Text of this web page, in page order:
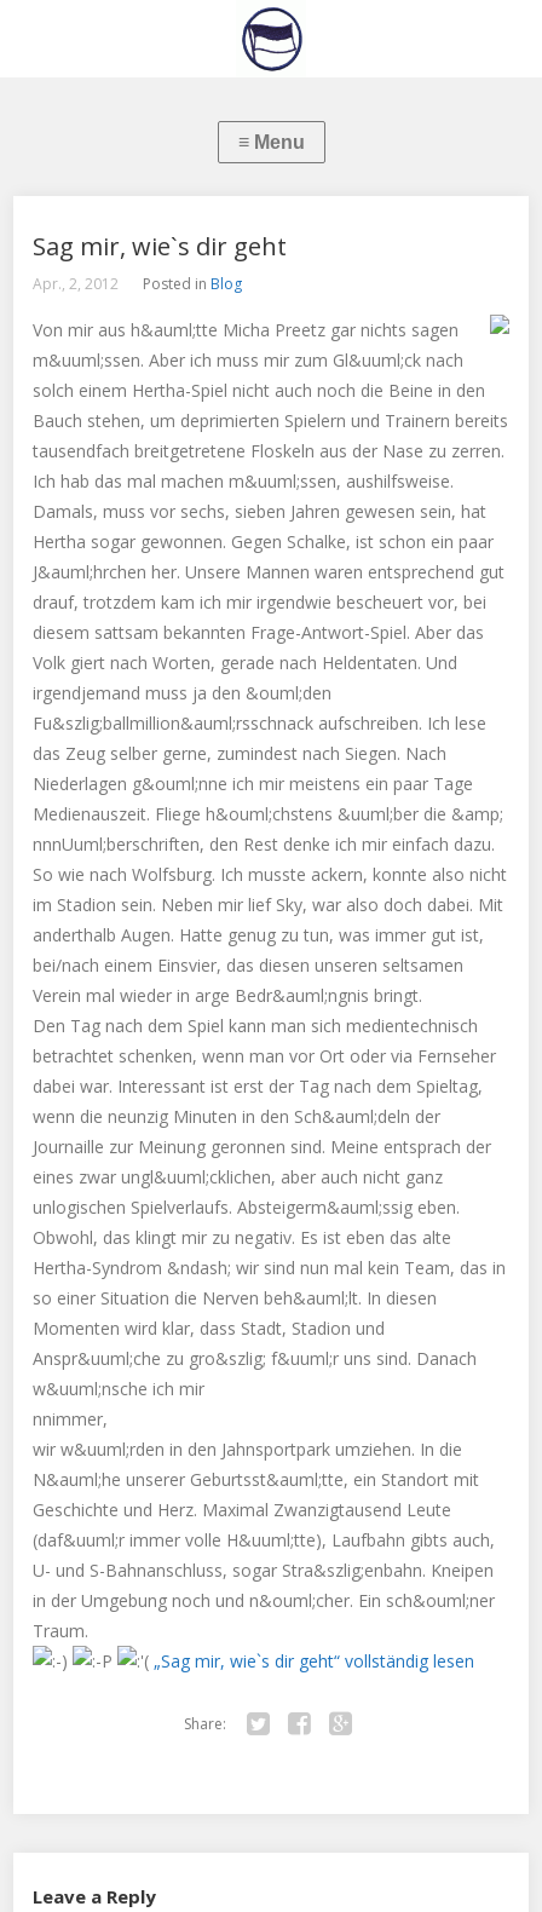
Sag mir, wie`s dir geht
Apr., 2, 2012 Posted in Blog
Von mir aus h&auml;tte Micha Preetz gar nichts sagen
m&uuml;ssen. Aber ich muss mir zum Gl&uuml;ck nach
solch einem Hertha-Spiel nicht auch noch die Beine in den
Bauch stehen, um deprimierten Spielern und Trainern bereits
tausendfach breitgetretene Floskeln aus der Nase zu zerren.
Ich hab das mal machen m&uuml;ssen, aushilfsweise.
Damals, muss vor sechs, sieben Jahren gewesen sein, hat
Hertha sogar gewonnen. Gegen Schalke, ist schon ein paar
J&auml;hrchen her. Unsere Mannen waren entsprechend gut
drauf, trotzdem kam ich mir irgendwie bescheuert vor, bei
diesem sattsam bekannten Frage-Antwort-Spiel. Aber das
Volk giert nach Worten, gerade nach Heldentaten. Und
irgendjemand muss ja den &ouml;den
Fu&szlig;ballmillion&auml;rsschnack aufschreiben. Ich lese
das Zeug selber gerne, zumindest nach Siegen. Nach
Niederlagen g&ouml;nne ich mir meistens ein paar Tage
Medienauszeit. Fliege h&ouml;chstens &uuml;ber die &amp;
nnnUuml;berschriften, den Rest denke ich mir einfach dazu.
So wie nach Wolfsburg. Ich musste ackern, konnte also nicht
im Stadion sein. Neben mir lief Sky, war also doch dabei. Mit
anderthalb Augen. Hatte genug zu tun, was immer gut ist,
bei/nach einem Einsvier, das diesen unseren seltsamen
Verein mal wieder in arge Bedr&auml;ngnis bringt.
Den Tag nach dem Spiel kann man sich medientechnisch
betrachtet schenken, wenn man vor Ort oder via Fernseher
dabei war. Interessant ist erst der Tag nach dem Spieltag,
wenn die neunzig Minuten in den Sch&auml;deln der
Journaille zur Meinung geronnen sind. Meine entsprach der
eines zwar ungl&uuml;cklichen, aber auch nicht ganz
unlogischen Spielverlaufs. Absteigerm&auml;ssig eben.
Obwohl, das klingt mir zu negativ. Es ist eben das alte
Hertha-Syndrom &ndash; wir sind nun mal kein Team, das in
so einer Situation die Nerven beh&auml;lt. In diesen
Momenten wird klar, dass Stadt, Stadion und
Anspr&uuml;che zu gro&szlig; f&uuml;r uns sind. Danach
w&uuml;nsche ich mir
nnimmer,
wir w&uuml;rden in den Jahnsportpark umziehen. In die
N&auml;he unserer Geburtsst&auml;tte, ein Standort mit
Geschichte und Herz. Maximal Zwanzigtausend Leute
(daf&uuml;r immer volle H&uuml;tte), Laufbahn gibts auch,
U- und S-Bahnanschluss, sogar Stra&szlig;enbahn. Kneipen
in der Umgebung noch und n&ouml;cher. Ein sch&ouml;ner
Traum.
„Sag mir, wie`s dir geht“ vollständig lesen
Share:
Leave a Reply